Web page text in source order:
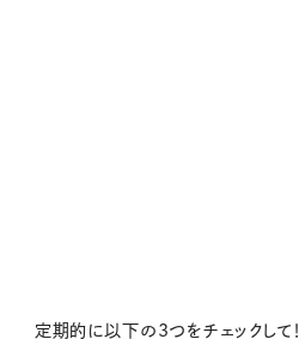
定期的に以下の3つをチェックして！